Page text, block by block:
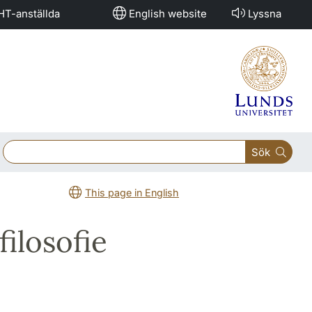
anställda English website Lyssna
Sök
This page in English